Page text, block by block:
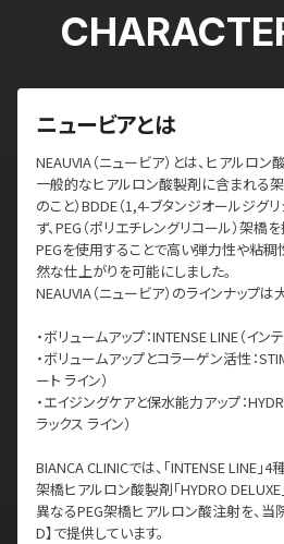
ニュービアとは
NEAUVIA（ニュービア）とは、ヒアルロン
一般的なヒアルロン酸製剤に含まれる架
のこと）BDDE（1,4-ブタンジオールジグ
ず、PEG（ポリエチレングリコール）架橋
PEGを使用することで高い弾力性や粘稠
然な仕上がりを可能にしました。
NEAUVIA（ニュービア）のラインナップは
・ボリュームアップ：INTENSE LINE（イン
・ボリュームアップとコラーゲン活性：
ート ライン）
・エイジングケアと保水能力アップ：
ラックス ライン）
BIANCA CLINICでは、「INTENSE LINE」4
架橋ヒアルロン酸製剤「HYDRO
異なるPEG架橋ヒアルロン酸注射を、当
D】で提供しています。